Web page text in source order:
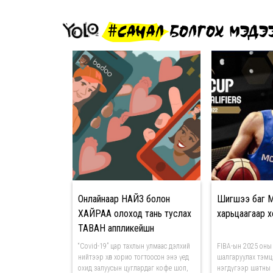
#САНАЛ БОЛГОХ
Онлайнаар НАЙЗ болон
ХАЙРАА олоход тань туслах
ТАВАН аппликейшн
“Covid-19” цар тахлын улмаас дэлхий
нийтээр хөл хорио тогтоосон энэ үед
охид залуусын цуглардаг кофе шоп,
Шигшээ баг
харьцаагаар
FIBA-ын 2025
шалгаруулах
нэгдүгээр шатны